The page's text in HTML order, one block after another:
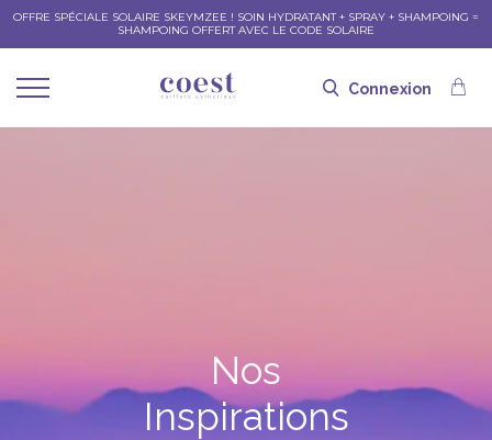
OFFRE SPÉCIALE SOLAIRE SKEYMZEE ! SOIN HYDRATANT + SPRAY + SHAMPOING =
SHAMPOING OFFERT AVEC LE CODE SOLAIRE
Connexion
Nos
Inspirations